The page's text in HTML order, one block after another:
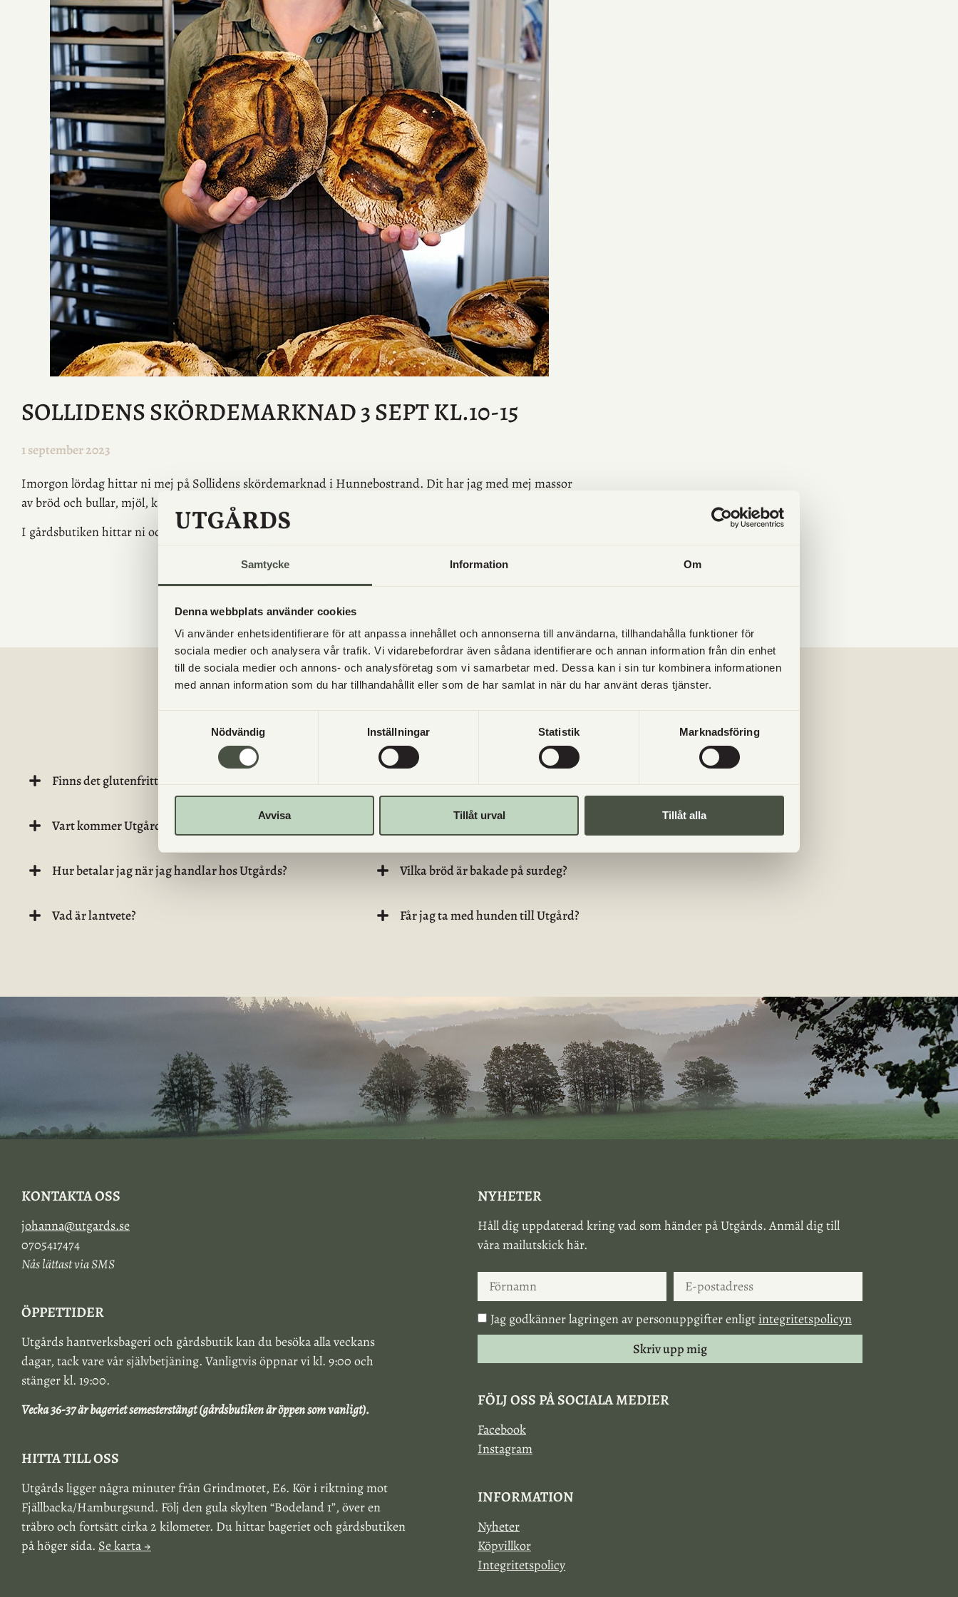
Samtycke Information Om
Denna webbplats använder cookies
Vi använder enhetsidentifierare för att anpassa innehållet och annonserna till användarna, tillhandahålla funktioner för
sociala medier och analysera vår trafik. Vi vidarebefordrar även sådana identifierare och annan information från din enhet
till de sociala medier och annons- och analysföretag som vi samarbetar med. Dessa kan i sin tur kombinera informationen
med annan information som du har tillhandahållit eller som de har samlat in när du har använt deras tjänster.
Nödvändig
Inställningar Statistik Marknadsföring
Avvisa Tillåt urval Tillåt alla
SOLLIDENS SKÖRDEMARKNAD 3 SEPT KL.10-15
1 september 2023
Imorgon lördag hittar ni mej på Sollidens skördemarknad i Hunnebostrand. Dit har jag med mej massor
av bröd och bullar, mjöl, kakor m.m.
I gårdsbutiken hittar ni också bröd och bullar.
VANLIGA FRÅGOR
Finns det glutenfritt bröd/bakverk?
Vart kommer Utgårds kött från?
Hur betalar jag när jag handlar hos Utgårds?
Vad är lantvete?
Vilka bröd är bakade på surdeg?
Får jag ta med hunden till Utgård?
KONTAKTA OSS
johanna@utgards.se
0705417474
Nås lättast via SMS
ÖPPETTIDER
Utgårds hantverksbageri och gårdsbutik kan du besöka alla veckans
dagar, tack vare vår självbetjäning. Vanligtvis öppnar vi kl. 9:00 och
stänger kl. 19:00.
Vecka 36-37 är bageriet semesterstängt (gårdsbutiken är öppen som vanligt).
HITTA TILL OSS
Utgårds ligger några minuter från Grindmotet, E6. Kör i riktning mot
Fjällbacka/Hamburgsund. Följ den gula skylten “Bodeland 1”, över en
träbro och fortsätt cirka 2 kilometer. Du hittar bageriet och gårdsbutiken
på höger sida. Se karta →
NYHETER
Håll dig uppdaterad kring vad som händer på Utgårds. Anmäl dig till
våra mailutskick här.
Jag godkänner lagringen av personuppgifter enligtintegritetspolicyn
Skriv upp mig
FÖLJ OSS PÅ SOCIALA MEDIER
Facebook
Instagram
INFORMATION
Nyheter
Köpvillkor
Integritetspolicy